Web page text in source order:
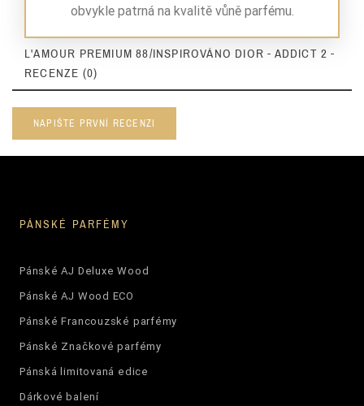
obvykle patrná na kvalitě vůně parfému.
L'AMOUR PREMIUM 88/INSPIROVÁNO DIOR - ADDICT 2 -
RECENZE (0)
NAPIŠTE PRVNÍ RECENZI
PÁNSKÉ PARFÉMY
Pánské AJ Deluxe Wood
Pánské AJ Wood ECO
Pánské Francouzské parfémy
Pánské Značkové parfémy
Pánská limitovaná edice
Dárkové balení